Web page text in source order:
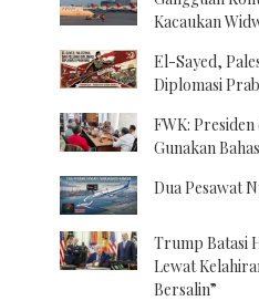
Kacaukan
El-Sayed,
Diplomasi
FWK:
Gunakan
Dua Pesawat
Trump Batasi
Lewat
Bersalin”